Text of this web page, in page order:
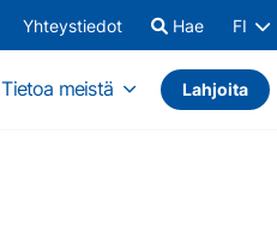
Yhteystiedot Hae FI
Tietoa meistä Lahjoita